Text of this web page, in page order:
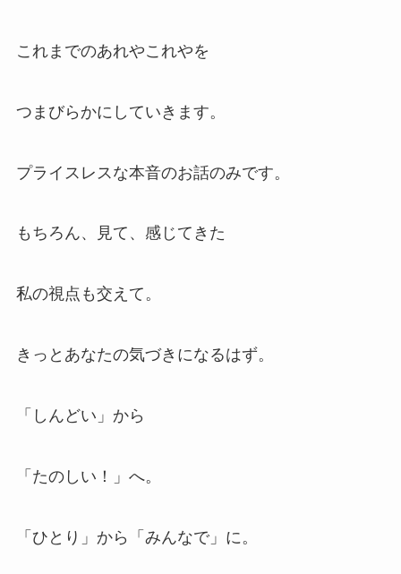
これまでのあれやこれやを
つまびらかにしていきます。
プライスレスな本音のお話のみです。
もちろん、見て、感じてきた
私の視点も交えて。
きっとあなたの気づきになるはず。
「しんどい」から
「たのしい！」へ。
「ひとり」から「みんなで」に。